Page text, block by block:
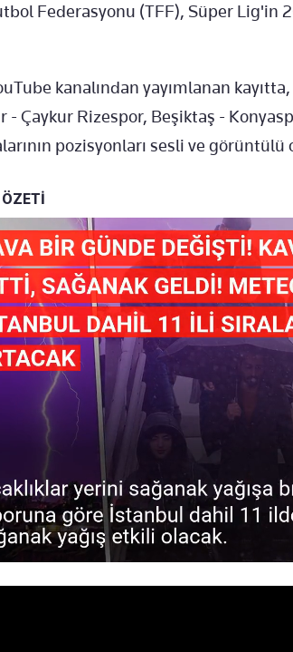
Federasyonu (TFF), Süper Lig'in
kanalından yayımlanan
- Çaykur Rizespor, Beşiktaş -
pozisyonları sesli ve görüntülü
ÖZETİ